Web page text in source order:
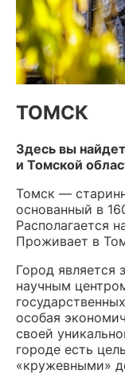
ТОМСК
Здесь вы
и Томской
Томск —
основанный в
Располагается
Проживает в
Город является
научным
особая
своей
городе есть
«кружевными»